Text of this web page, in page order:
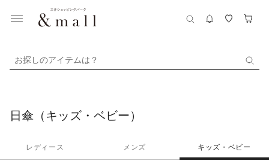
お探しのアイテムは？
日傘（キッズ・ベビー）
レディース メンズ キッズ・ベビー